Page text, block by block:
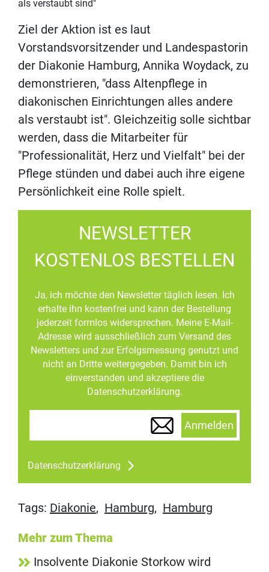
als verstaubt sind"
Ziel der Aktion ist es laut
Vorstandsvorsitzender und Landespastorin
der Diakonie Hamburg, Annika Woydack, zu
demonstrieren, "dass Altenpflege in
diakonischen Einrichtungen alles andere
als verstaubt ist". Gleichzeitig solle sichtbar
werden, dass die Mitarbeiter für
"Professionalität, Herz und Vielfalt" bei der
Pflege stünden und dabei auch ihre eigene
Persönlichkeit eine Rolle spielt.
NEWSLETTER
KOSTENLOS BESTELLEN
Ja, ich möchte den Newsletter täglich lesen. Ich
erhalte ihn kostenfrei und kann der Bestellung
jederzeit formlos widersprechen. Meine E-Mail-
Adresse wird ausschließlich zum Versand des
Newsletters und zur Erfolgsmessung genutzt und
nicht an Dritte weitergegeben. Damit bin ich
einverstanden und akzeptiere die
Datenschutzerklärung.
Anmelden
Datenschutzerklärung
Tags: Diakonie, Hamburg, Hamburg
Mehr zum Thema
Insolvente Diakonie Storkow wird